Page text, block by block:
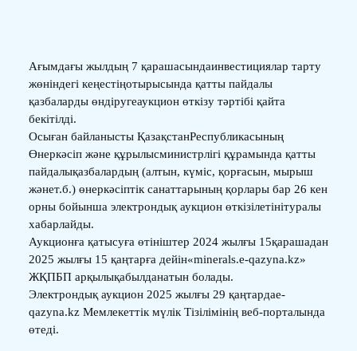
Ағымдағы жылдың 7 қарашасындаинвестициялар тарту
жөніндегі кеңестіңотырысында қатты пайдалы
қазбаларды өндіругеаукцион өткізу тәртібі қайта
бекітілді.
Осыған байланысты ҚазақстанРеспубликасының
Өнеркәсіп және құрылысминистрлігі құрамында қатты
пайдалықазбалардың (алтын, күміс, қорғасын, мырыш
жәнет.б.) өнеркәсіптік санаттарының қорлары бар 26 кен
орны бойынша электрондық аукцион өткізілетінітуралы
хабарлайды.
Аукционға қатысуға өтініштер 2024 жылғы 15қарашадан
2025 жылғы 15 қаңтарға дейін«minerals.e-qazyna.kz»
ЖҚПБП арқылықабылданатын болады.
Электрондық аукцион 2025 жылғы 29 қаңтардаe-
qazyna.kz Мемлекеттік мүлік Тізілімінің веб-порталында
өтеді.